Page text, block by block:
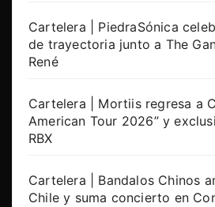
Cartelera | PiedraSónica
de trayectoria junto a The
René
Cartelera | Mortiis regresa a
American Tour 2026” y
RBX
Cartelera | Bandalos Chinos
Chile y suma concierto en